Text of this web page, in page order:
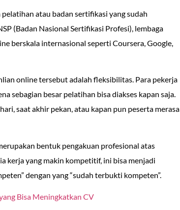
atau badan sertifikasi yang sudah
(Badan Nasional Sertifikasi Profesi), lembaga
berskala internasional seperti Coursera, Google,
online tersebut adalah fleksibilitas. Para pekerja
sebagian besar pelatihan bisa diakses kapan saja.
saat akhir pekan, atau kapan pun peserta merasa
bentuk pengakuan profesional atas
kerja yang makin kompetitif, ini bisa menjadi
dengan yang “sudah terbukti kompeten”.
Bisa Meningkatkan CV